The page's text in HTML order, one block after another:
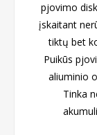
pjovimo
įskaitant
tiktų bet
Puikūs
aliuminio
Tinka